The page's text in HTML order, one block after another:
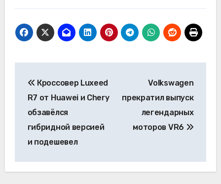
по
записям
Кроссовер Luxeed
R7 от Huawei и Chery
обзавёлся
гибридной версией
и подешевел
Volkswagen
прекратил выпуск
легендарных
моторов VR6